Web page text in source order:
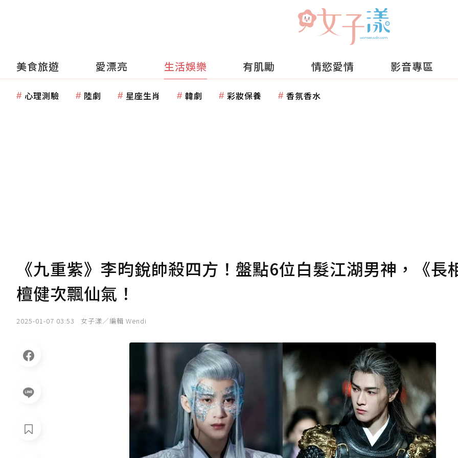
美食旅遊 愛漂亮 生活娛樂 有肌勵 情慾愛情 影音專區
心理測驗 陸劇 星座生肖 韓劇 彩妝保養 香氛香水
《九重紫》李昀銳帥殺四方！盤點6位白髮江湖男神，《長
檀健次飄仙氣！
2025-01-07 03:53 女子漾／編輯 Wendi